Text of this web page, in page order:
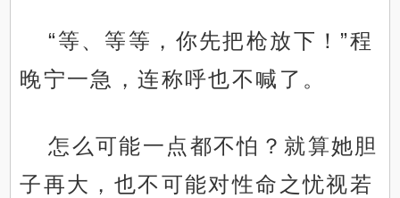
“等、等等，你先把枪放下！”程
晚宁一急，连称呼也不喊了。
怎么可能一点都不怕？就算她胆
子再大，也不可能对性命之忧视若